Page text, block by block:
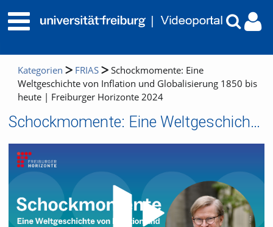
Kategorien FRIAS
Schockmomente: Eine
Weltgeschichte von Inflation und Globalisierung 1850 bis
heute | Freiburger Horizonte 2024
Schockmomente: Eine Weltgeschichte von Inflation und Globalisierung 1850 bis heute | Freiburger Horizonte 2024